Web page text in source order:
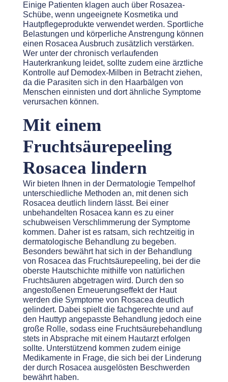
Einige Patienten klagen auch über Rosazea-
Schübe, wenn ungeeignete Kosmetika und
Hautpflegeprodukte verwendet werden. Sportliche
Belastungen und körperliche Anstrengung können
einen Rosacea Ausbruch zusätzlich verstärken.
Wer unter der chronisch verlaufenden
Hauterkrankung leidet, sollte zudem eine ärztliche
Kontrolle auf Demodex-Milben in Betracht ziehen,
da die Parasiten sich in den Haarbälgen von
Menschen einnisten und dort ähnliche Symptome
verursachen können.
Mit einem
Fruchtsäurepeeling
Rosacea lindern
Wir bieten Ihnen in der Dermatologie Tempelhof
unterschiedliche Methoden an, mit denen sich
Rosacea deutlich lindern lässt. Bei einer
unbehandelten Rosacea kann es zu einer
schubweisen Verschlimmerung der Symptome
kommen. Daher ist es ratsam, sich rechtzeitig in
dermatologische Behandlung zu begeben.
Besonders bewährt hat sich in der Behandlung
von Rosacea das Fruchtsäurepeeling, bei der die
oberste Hautschichte mithilfe von natürlichen
Fruchtsäuren abgetragen wird. Durch den so
angestoßenen Erneuerungseffekt der Haut
werden die Symptome von Rosacea deutlich
gelindert. Dabei spielt die fachgerechte und auf
den Hauttyp angepasste Behandlung jedoch eine
große Rolle, sodass eine Fruchtsäurebehandlung
stets in Absprache mit einem Hautarzt erfolgen
sollte. Unterstützend kommen zudem einige
Medikamente in Frage, die sich bei der Linderung
der durch Rosacea ausgelösten Beschwerden
bewährt haben.